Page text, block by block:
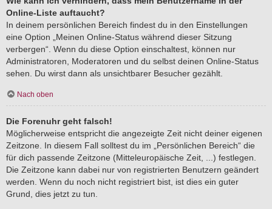
Online-Liste auftaucht?
In deinem persönlichen Bereich findest du in den Einstellungen
eine Option „Meinen Online-Status während dieser Sitzung
verbergen“. Wenn du diese Option einschaltest, können nur
Administratoren, Moderatoren und du selbst deinen Online-Status
sehen. Du wirst dann als unsichtbarer Besucher gezählt.
Nach oben
Die Forenuhr geht falsch!
Möglicherweise entspricht die angezeigte Zeit nicht deiner eigenen
Zeitzone. In diesem Fall solltest du im „Persönlichen Bereich“ die
für dich passende Zeitzone (Mitteleuropäische Zeit, ...) festlegen.
Die Zeitzone kann dabei nur von registrierten Benutzern geändert
werden. Wenn du noch nicht registriert bist, ist dies ein guter
Grund, dies jetzt zu tun.